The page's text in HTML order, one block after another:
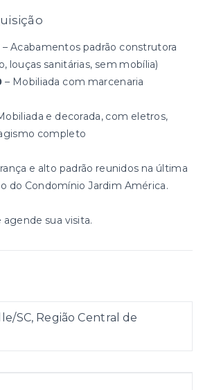
– Acabamentos padrão construtora
louças sanitárias, sem mobília)
– Mobiliada com marcenaria
e decorada, com eletros,
completo
e alto padrão reunidos na última
do Condomínio Jardim América.
sua visita.
SC, Região Central de